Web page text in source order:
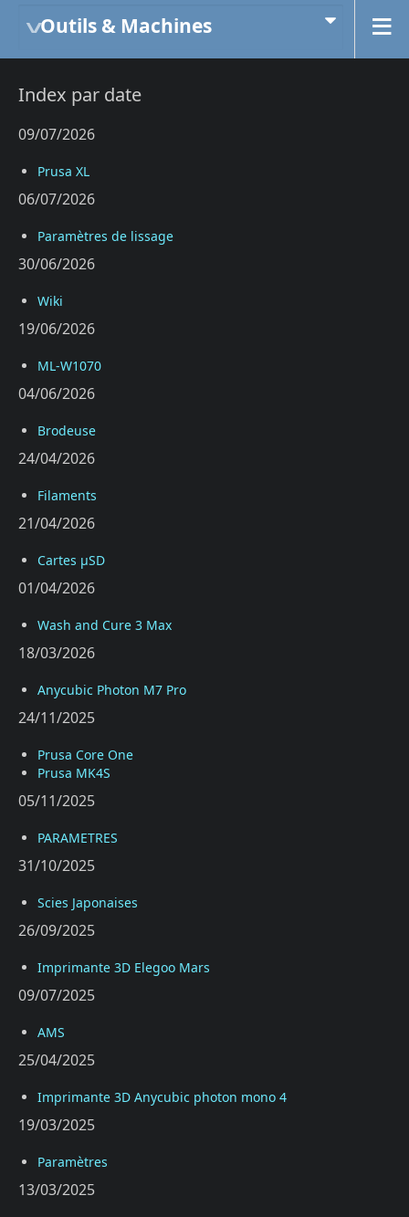
Outils & Machines
Index par date
09/07/2026
Prusa XL
06/07/2026
Paramètres de lissage
30/06/2026
Wiki
19/06/2026
ML-W1070
04/06/2026
Brodeuse
24/04/2026
Filaments
21/04/2026
Cartes µSD
01/04/2026
Wash and Cure 3 Max
18/03/2026
Anycubic Photon M7 Pro
24/11/2025
Prusa Core One
Prusa MK4S
05/11/2025
PARAMETRES
31/10/2025
Scies Japonaises
26/09/2025
Imprimante 3D Elegoo Mars
09/07/2025
AMS
25/04/2025
Imprimante 3D Anycubic photon mono 4
19/03/2025
Paramètres
13/03/2025